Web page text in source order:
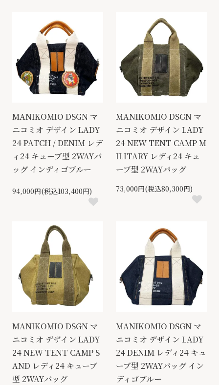
MANIKOMIO DSGN マ
ニコミオ デザイン LADY
24 PATCH / DENIM レデ
ィ24 キューブ型 2WAYバ
ッグ インディゴブルー
94,000円(税込103,400円)
MANIKOMIO DSGN マ
ニコミオ デザイン LADY
24 NEW TENT CAMP M
ILITARY レディ24 キュ
ーブ型 2WAYバッグ
73,000円(税込80,300円)
MANIKOMIO DSGN マ
ニコミオ デザイン LADY
24 NEW TENT CAMP S
AND レディ24 キューブ
型 2WAYバッグ
MANIKOMIO DSGN マ
ニコミオ デザイン LADY
24 DENIM レディ24 キュ
ーブ型 2WAYバッグ イン
ディゴブルー